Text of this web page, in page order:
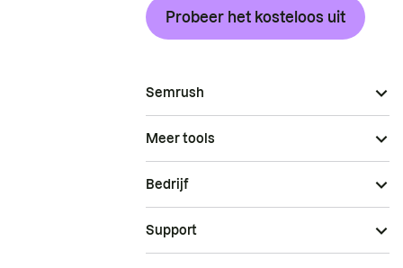
Probeer het kosteloos uit
Semrush
Meer tools
Bedrijf
Support